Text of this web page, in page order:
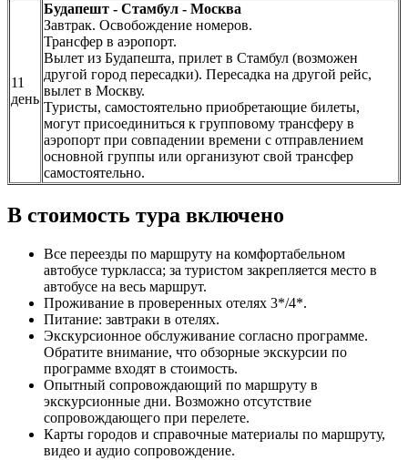
11
день
Будапешт - Стамбул - Москва
Завтрак. Освобождение номеров.
Трансфер в аэропорт.
Вылет из Будапешта, прилет в Стамбул (возможен
другой город пересадки). Пересадка на другой рейс,
вылет в Москву.
Туристы, самостоятельно приобретающие билеты,
могут присоединиться к групповому трансферу в
аэропорт при совпадении времени с отправлением
основной группы или организуют свой трансфер
самостоятельно.
В стоимость тура включено
Все переезды по маршруту на комфортабельном
автобусе туркласса; за туристом закрепляется место в
автобусе на весь маршрут.
Проживание в проверенных отелях 3*/4*.
Питание: завтраки в отелях.
Экскурсионное обслуживание согласно программе.
Обратите внимание, что обзорные экскурсии по
программе входят в стоимость.
Опытный сопровождающий по маршруту в
экскурсионные дни. Возможно отсутствие
сопровождающего при перелете.
Карты городов и справочные материалы по маршруту,
видео и аудио сопровождение.